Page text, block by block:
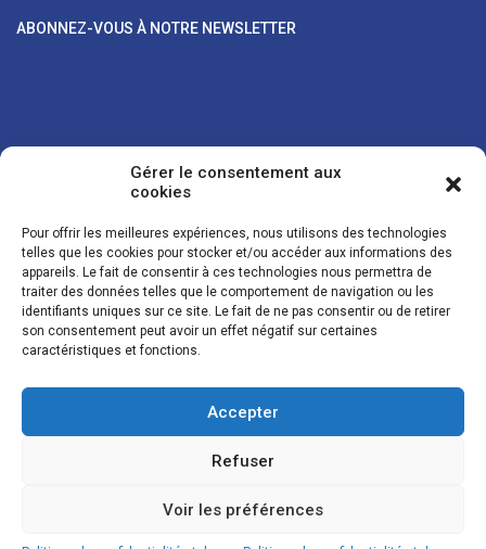
Gérer le consentement aux
cookies
Pour offrir les meilleures expériences, nous utilisons des technologies
telles que les cookies pour stocker et/ou accéder aux informations des
appareils. Le fait de consentir à ces technologies nous permettra de
traiter des données telles que le comportement de navigation ou les
identifiants uniques sur ce site. Le fait de ne pas consentir ou de retirer
son consentement peut avoir un effet négatif sur certaines
caractéristiques et fonctions.
Accepter
Refuser
Voir les préférences
ABONNEZ-VOUS À NOTRE NEWSLETTER
Vos coordonnées sont uniquement utilisées pour vous envoyer des
lettres d'information sur nos activités. Vous pouvez à tout moment
utiliser le lien de désinscription figurant dans la lettre d'information.
© LES NOUVELLES DE LA BOULANGERIE - Tous droits réservés - Réalisation :
Josh Digital
Mentions légales